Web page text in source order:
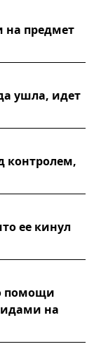
на предмет
ушла, идет
контролем,
ее кинул
помощи
на